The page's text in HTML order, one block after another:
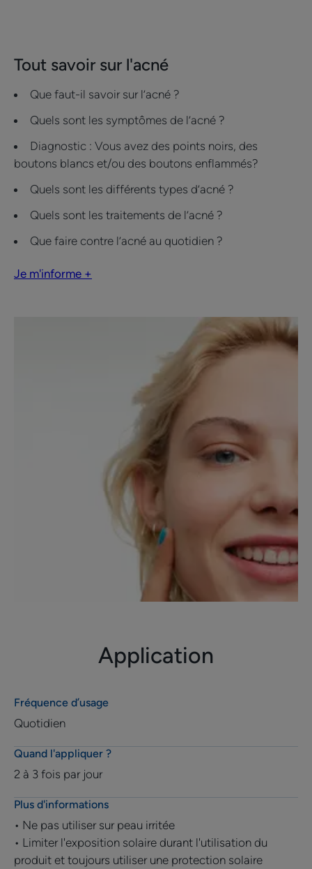
Tout savoir sur l'acné
Que faut-il savoir sur l’acné ?
Quels sont les symptômes de l’acné ?
Diagnostic : Vous avez des points noirs, des
boutons blancs et/ou des boutons enflammés?
Quels sont les différents types d’acné ?
Quels sont les traitements de l’acné ?
Que faire contre l’acné au quotidien ?
Je m'informe +
Application
Fréquence d’usage
Quotidien
Quand l'appliquer ?
2 à 3 fois par jour
Plus d'informations
• Ne pas utiliser sur peau irritée
• Limiter l'exposition solaire durant l'utilisation du
produit et toujours utiliser une protection solaire